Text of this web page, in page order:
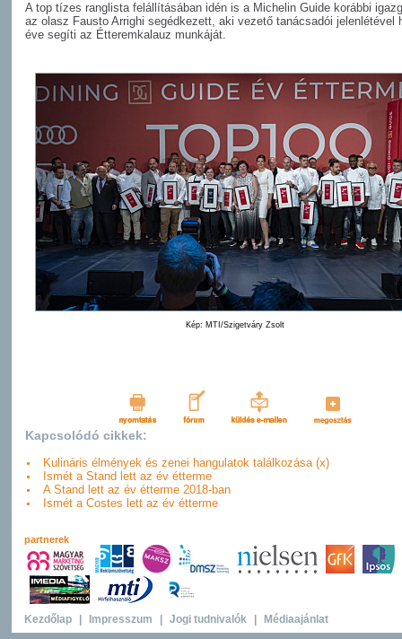
A top tízes ranglista felállításában idén is a Michelin Guide korábbi
az olasz Fausto Arrighi segédkezett, aki vezető tanácsadói jelenlétével
éve segíti az Étteremkalauz munkáját.
Kép: MTI/Szigetváry Zsolt
Kapcsolódó cikkek:
Kulináris élmények és zenei hangulatok találkozása (x)
Ismét a Stand lett az év étterme
A Stand lett az év étterme 2018-ban
Ismét a Costes lett az év étterme
partnerek
Kezdőlap Impresszum Jogi tudnivalók Médiaajánlat